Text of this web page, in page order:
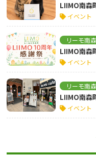
LIIMO南森
イベント
リーモ南
LIIMO南森
イベント
リーモ南
LIIMO南森
イベント